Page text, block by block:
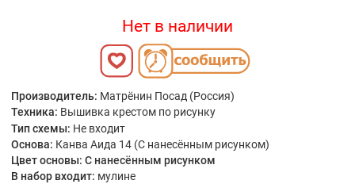
Нет в наличии
Производитель: Матрёнин Посад (Россия)
Техника: Вышивка крестом по рисунку
Тип схемы: Не входит
Основа: Канва Аида 14 (С нанесённым рисунком)
Цвет основы: С нанесённым рисунком
В набор входит: мулине